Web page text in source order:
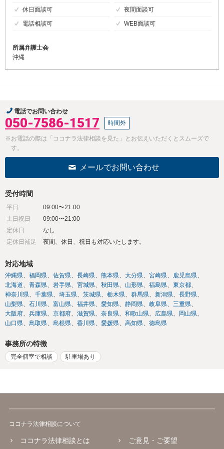
休日面談可
夜間面談可
電話相談可
WEB面談可
所属弁護士会
沖縄
電話でお問い合わせ
050-7586-1517 時間外
※お電話の際は「ココナラ法律相談を見た」とお伝えいただくとスムーズで
す。
メールでお問い合わせ
受付時間
平日
09:00〜21:00
土日祝日
09:00〜21:00
定休日
なし
定休日補足
夜間、休日、祝日も対応いたします。
対応地域
沖縄県 福岡県 佐賀県 長崎県 熊本県 大分県 宮崎県
鹿児島県
北海道
青森県 岩手県 宮城県 秋田県 山形県 福島県
東京都
神奈川県
千葉県 埼玉県 茨城県 栃木県 群馬県 新潟県
長野県
山梨県
石川県 富山県 福井県 愛知県 静岡県 岐阜県
三重県
大阪府
兵庫県 京都府 滋賀県 奈良県 和歌山県 広島県
岡山県
山口県
鳥取県 島根県 香川県 愛媛県 高知県 徳島県
事務所の特徴
完全個室で相談 駐車場あり
ココナラ法律相談について
ココナラ法律相談とは ご意見・ご要望